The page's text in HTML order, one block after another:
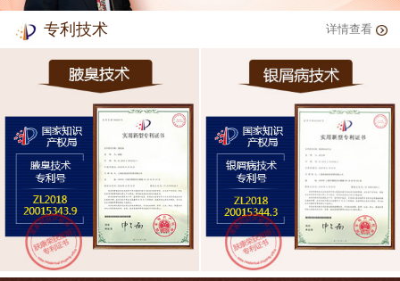
专利技术 详情查看